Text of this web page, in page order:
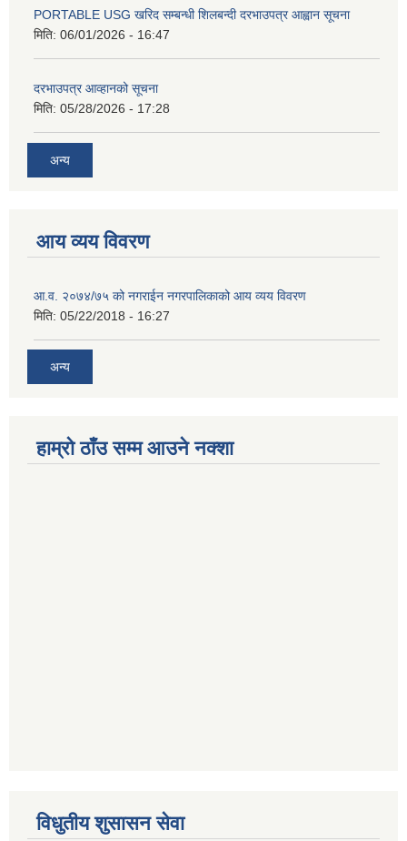
PORTABLE USG खरिद सम्बन्धी शिलबन्दी दरभाउपत्र आह्वान सूचना
मिति: 06/01/2026 - 16:47
दरभाउपत्र आव्हानको सूचना
मिति: 05/28/2026 - 17:28
अन्य
आय व्यय विवरण
आ.व. २०७४/७५ को नगराईन नगरपालिकाको आय व्यय विवरण
मिति: 05/22/2018 - 16:27
अन्य
हाम्रो ठाँउ सम्म आउने नक्शा
विधुतीय शुसासन सेवा